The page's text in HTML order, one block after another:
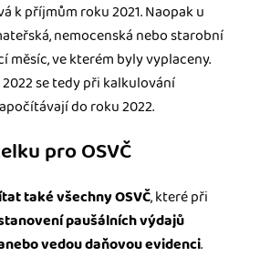
k příjmům roku 2021. Naopak u
nemocenská nebo starobní
měsíc, ve kterém byly vyplaceny.
se tedy při kalkulování
do roku 2022.
pro OSVČ
také všechny OSVČ, které při
paušálních výdajů
vedou daňovou evidenci.